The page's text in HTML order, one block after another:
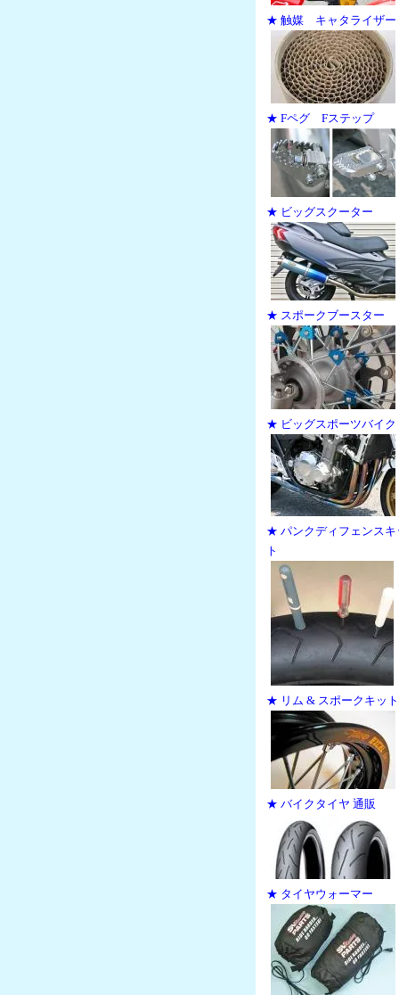
★ 触媒 キャタライザー
★ Fペグ Fステップ
★ ビッグスクーター
★ スポークブースター
★ ビッグスポーツバイク
★ パンクディフェンスキ
ト
★ リム & スポークキット
★ バイクタイヤ 通販
★ タイヤウォーマー